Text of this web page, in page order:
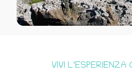
VIVI L’ESPERIENZA